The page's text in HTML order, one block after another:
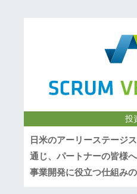
投
日米のアーリーステージ
通じ、パートナーの皆様
事業開発に役立つ仕組み